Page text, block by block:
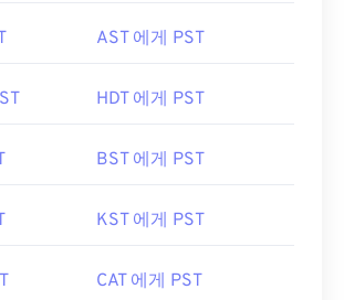
AST 에게 PST
HDT 에게 PST
BST 에게 PST
KST 에게 PST
CAT 에게 PST